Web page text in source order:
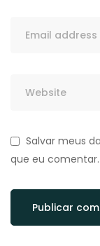
Salvar meus
que eu comentar.